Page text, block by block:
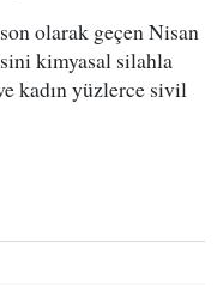
olarak geçen Nisan
kimyasal silahla
kadın yüzlerce sivil